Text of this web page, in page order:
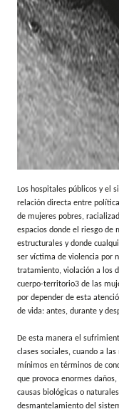
Los hospitales públicos y el
relación directa entre
de mujeres pobres,
espacios donde el riesgo de
estructurales y donde
ser víctima de violencia por
tratamiento, violación a los
cuerpo-territorio3 de las
por depender de esta
de vida: antes, durante y
De esta manera el
clases sociales, cuando a
mínimos en términos de
que provoca enormes
causas biológicas o
desmantelamiento del